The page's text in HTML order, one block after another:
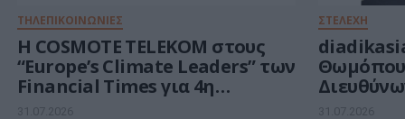
ΤΗΛΕΠΙΚΟΙΝΩΝΙΕΣ
Η COSMOTE TELEKOM στους
“Europe’s Climate Leaders” των
Financial Times για 4η
συνεχόμενη χρονιά
31.07.2026
ΣΤΕΛΕΧΗ
31.07.2026